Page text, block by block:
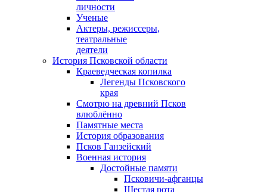
личности
Ученые
Актеры, режиссеры,
театральные
деятели
История Псковской области
Краеведческая копилка
Легенды Псковского
края
Смотрю на древний Псков
влюблённо
Памятные места
История образования
Псков Ганзейский
Военная история
Достойные памяти
Псковичи-афганцы
Шестая рота